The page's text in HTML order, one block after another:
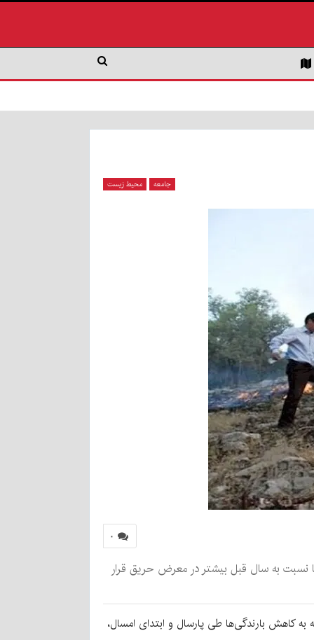
جامعه محیط زیست
۰
نسبت به سال قبل بیشتر در معرض حریق قرار
کاهش بارندگی‌ها طی پارسال و ابتدای امسال،